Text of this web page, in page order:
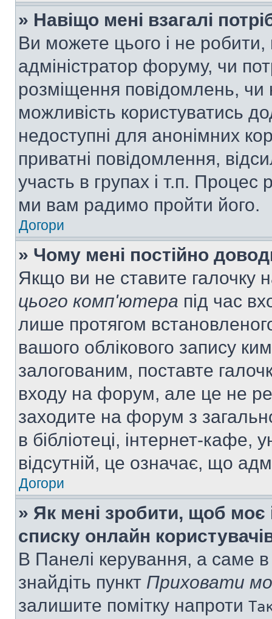
» Навіщо мені взагалі
Ви можете цього і не робити,
адміністратор форуму, чи
розміщення повідомлень, чи
можливість користуватись
недоступні для анонімних
приватні повідомлення,
участь в групах і т.п. Процес
ми вам радимо пройти його.
Догори
» Чому мені постійно
Якщо ви не ставите галочку
цього комп'ютера під час
лише протягом
вашого облікового запису
залогованим, поставте
входу на форум, але це не
заходите на форум з
в бібліотеці, інтернет-кафе,
відсутній, це означає, що
Догори
» Як мені зробити, щоб моє
списку онлайн
В Панелі керування, а саме
знайдіть пункт Приховати
залишите помітку напроти